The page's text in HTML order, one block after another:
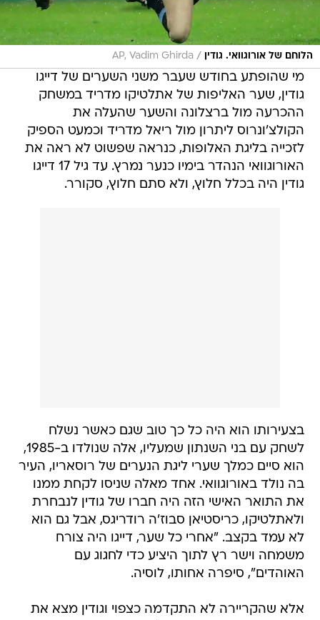
הלוחם של אורוגוואי. גודין /
AP, Vadim Ghirda
מי שהופתע בחודש שעבר משני השערים של דייגו
גודין, שער האליפות של אתלטיקו מדריד במשחק
ההכרעה מול ברצלונה והשער שהעלה את
הקולצ'ונרוס ליתרון מול ריאל מדריד וכמעט הספיק
לזכייה בליגת האלופות, כנראה שפשוט לא ראה את
האורוגוואי הנהדר בימיו כנער נמרץ. עד גיל 17 דייגו
גודין היה בכלל חלוץ, ולא סתם חלוץ, סקורר.
בצעירותו הוא היה כל כך טוב שגם כאשר נשלח
לשחק עם בני השנתון שמעליו, אלה שנולדו ב-1985,
הוא סיים כמלך שערי ליגת הנערים של רוסאריו, העיר
בה נולד באורוגוואי. אחד מאלה שניסו לקחת ממנו
את התואר האישי הזה היה חברו של גודין לנבחרת
ולאתלטיקו, כריסטיאן סבוז'ה רודריגס, אבל גם הוא
לא עמד בקצב. "אחרי כל שער, דייגו היה צורח
משמחה וישר רץ לתוך היציע כדי לחגוג עם
האוהדים", סיפרה אחותו, לוסיה.
אלא שהקריירה לא התקדמה כצפוי וגודין מצא את